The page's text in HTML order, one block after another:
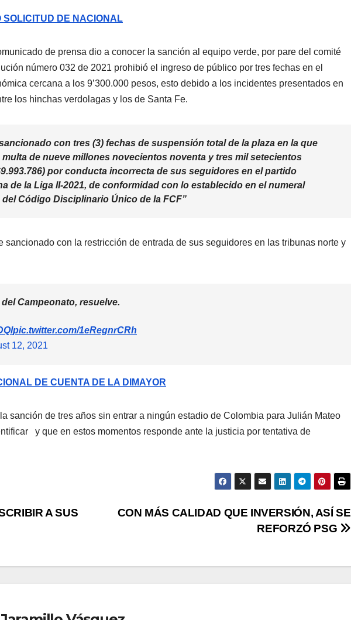
SOLICITUD DE NACIONAL
de prensa dio a conocer la sanción al equipo verde, por pare del comité
número 032 de 2021 prohibió el ingreso de público por tres fechas en el
cercana a los 9’300.000 pesos, esto debido a los incidentes presentados en
los hinchas verdolagas y los de Santa Fe.
con tres (3) fechas de suspensión total de la plaza en la que
de nueve millones novecientos noventa y tres mil setecientos
por conducta incorrecta de sus seguidores en el partido
de la Liga II-2021, de conformidad con lo establecido en el numeral
Código Disciplinario Único de la FCF”
sancionado con la restricción de entrada de sus seguidores en las tribunas norte y
Campeonato, resuelve.
pic.twitter.com/1eRegnrCRh
12, 2021
DE CUENTA DE LA DIMAYOR
sanción de tres años sin entrar a ningún estadio de Colombia para Julián Mateo
y que en estos momentos responde ante la justicia por tentativa de
CON MÁS CALIDAD QUE INVERSIÓN, ASÍ SE
REFORZÓ PSG
A SUS